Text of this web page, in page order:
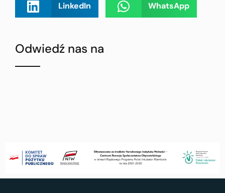
LinkedIn WhatsApp
Odwiedź nas na